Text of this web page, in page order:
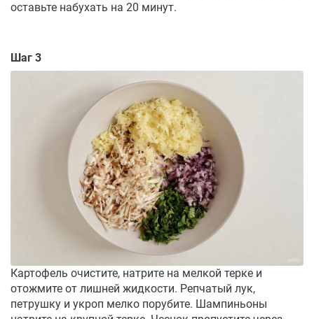
оставьте набухать на 20 минут.
Шаг 3
Картофель очистите, натрите на мелкой терке и
отожмите от лишней жидкости. Репчатый лук,
петрушку и укроп мелко порубите. Шампиньоны